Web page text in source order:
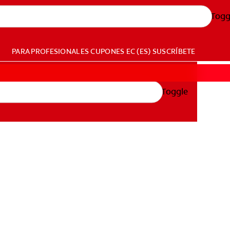
PARA PROFESIONALESCUPONES EC (ES) SUSCRÍBETE
Toggle